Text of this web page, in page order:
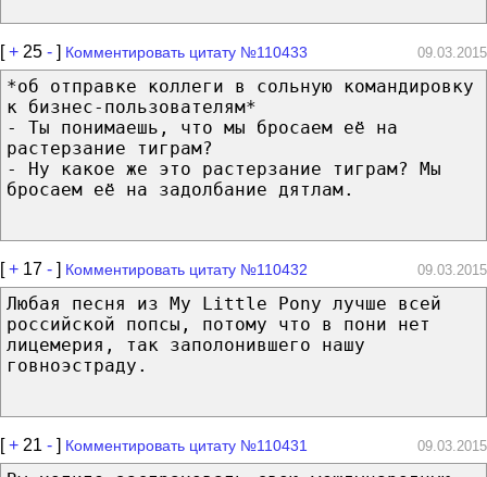
[+ 25 - ] Комментировать цитату №110433 09.03.2015
*об отправке коллеги в сольную командировку
к бизнес-пользователям*
- Ты понимаешь, что мы бросаем её на
растерзание тиграм?
- Ну какое же это растерзание тиграм? Мы
бросаем её на задолбание дятлам.
[+ 17 - ] Комментировать цитату №110432 09.03.2015
Любая песня из My Little Pony лучше всей
российской попсы, потому что в пони нет
лицемерия, так заполонившего нашу
говноэстраду.
[+ 21 - ] Комментировать цитату №110431 09.03.2015